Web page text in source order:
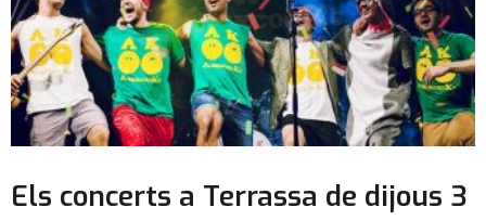
Els concerts a Terrassa de dijous 3